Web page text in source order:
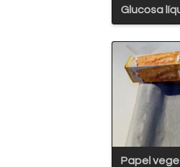
Glucosa
Papel